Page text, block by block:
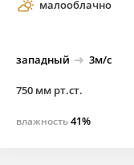
малооблачно
западный 3м/с
750 мм рт.ст.
влажность41%